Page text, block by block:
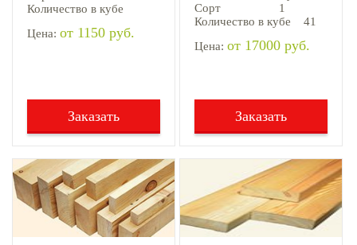
Количество в кубе
Цена: от 1150 руб.
Заказать
Сорт
1
Количество в кубе
41
Цена: от 17000 руб.
Заказать